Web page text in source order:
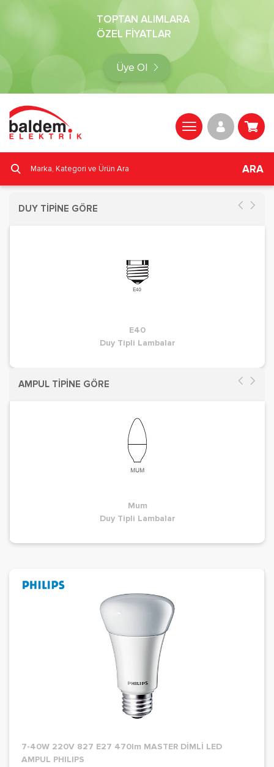
TOPTAN ALIMLARA
ÖZEL FİYATLAR
Üye Ol
ARA
DUY TİPİNE GÖRE
E40
Duy Tipli Lambalar
AMPUL TİPİNE GÖRE
Mum
Duy Tipli Lambalar
7-40W 220V 827 E27 470lm MASTER DİMLİ LED
AMPUL PHILIPS